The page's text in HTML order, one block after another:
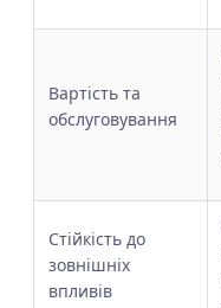
Вартість та
обслуговування
Стійкість до
зовнішніх
впливів